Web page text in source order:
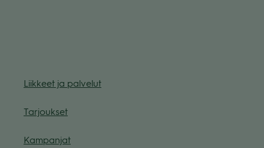
Liik­keet ja pal­ve­lut
Tar­jouk­set
Kam­pan­jat